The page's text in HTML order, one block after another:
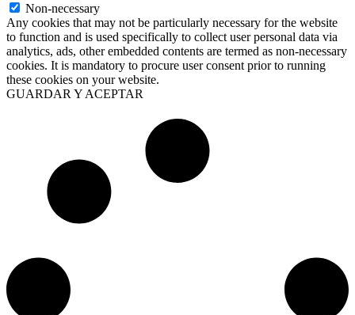
Non-necessary
Any cookies that may not be particularly necessary for the website
to function and is used specifically to collect user personal data via
analytics, ads, other embedded contents are termed as non-necessary
cookies. It is mandatory to procure user consent prior to running
these cookies on your website.
GUARDAR Y ACEPTAR